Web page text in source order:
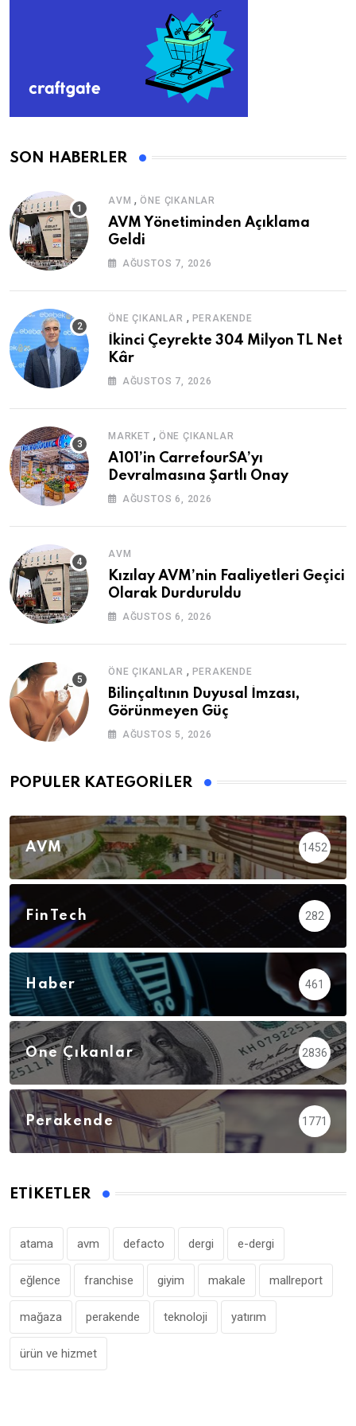
SON HABERLER
AVM ,ÖNE ÇIKANLAR
AVM Yönetiminden Açıklama
Geldi
AĞUSTOS 7, 2026
ÖNE ÇIKANLAR , PERAKENDE
İkinci Çeyrekte 304 Milyon TL Net
Kâr
AĞUSTOS 7, 2026
MARKET , ÖNE ÇIKANLAR
A101’in CarrefourSA’yı
Devralmasına Şartlı Onay
AĞUSTOS 6, 2026
AVM
Kızılay AVM’nin Faaliyetleri Geçici
Olarak Durduruldu
AĞUSTOS 6, 2026
ÖNE ÇIKANLAR , PERAKENDE
Bilinçaltının Duyusal İmzası,
Görünmeyen Güç
AĞUSTOS 5, 2026
POPÜLER KATEGORILER
AVM 1452
FinTech 282
Haber 461
Öne Çıkanlar 2836
Perakende 1771
ETIKETLER
atama avm defacto dergi e-dergi
eğlence franchise giyim makale mallreport
mağaza perakende teknoloji yatırım
ürün ve hizmet